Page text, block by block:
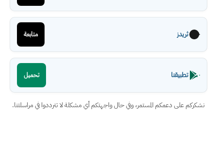
ثريدز متابعة
تطبيقنا تحميل
نشكركم على دعمكم المستمر، وفي حال واجهتكم أي مشكلة لا تترددوا في مراسلتنا.